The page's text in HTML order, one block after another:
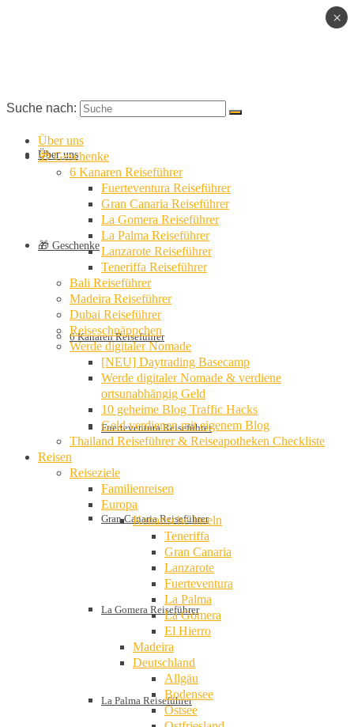
Über uns
🎁 Geschenke
6 Kanaren Reiseführer
Fuerteventura Reiseführer
Gran Canaria Reiseführer
La Gomera Reiseführer
La Palma Reiseführer
Suche nach:
Über uns
🎁 Geschenke
6 Kanaren Reiseführer
Fuerteventura Reiseführer
Gran Canaria Reiseführer
La Gomera Reiseführer
La Palma Reiseführer
Lanzarote Reiseführer
Teneriffa Reiseführer
Bali Reiseführer
Madeira Reiseführer
Dubai Reiseführer
Reiseschnäppchen
Werde digitaler Nomade
[NEU] Daytrading Basecamp
Werde digitaler Nomade & verdiene
ortsunabhängig Geld
10 geheime Blog Traffic Hacks
Geld verdienen mit eigenem Blog
Thailand Reiseführer & Reiseapotheken Checkliste
Reisen
Reiseziele
Familienreisen
Europa
Kanarische Inseln
Teneriffa
Gran Canaria
Lanzarote
Fuerteventura
La Palma
La Gomera
El Hierro
Madeira
Deutschland
Allgäu
Bodensee
Ostsee
×